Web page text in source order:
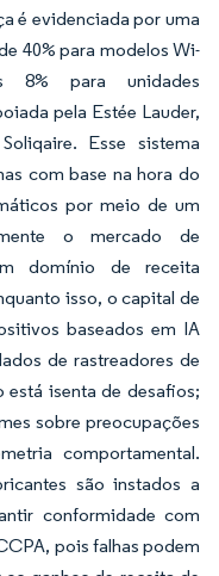
é evidenciada por uma
40% para modelos Wi-
8% para unidades
pela Estée Lauder,
Esse sistema
com base na hora do
por meio de um
o mercado de
domínio de receita
isso, o capital de
baseados em IA
de rastreadores de
está isenta de desafios;
sobre preocupações
comportamental.
são instados a
conformidade com
pois falhas podem